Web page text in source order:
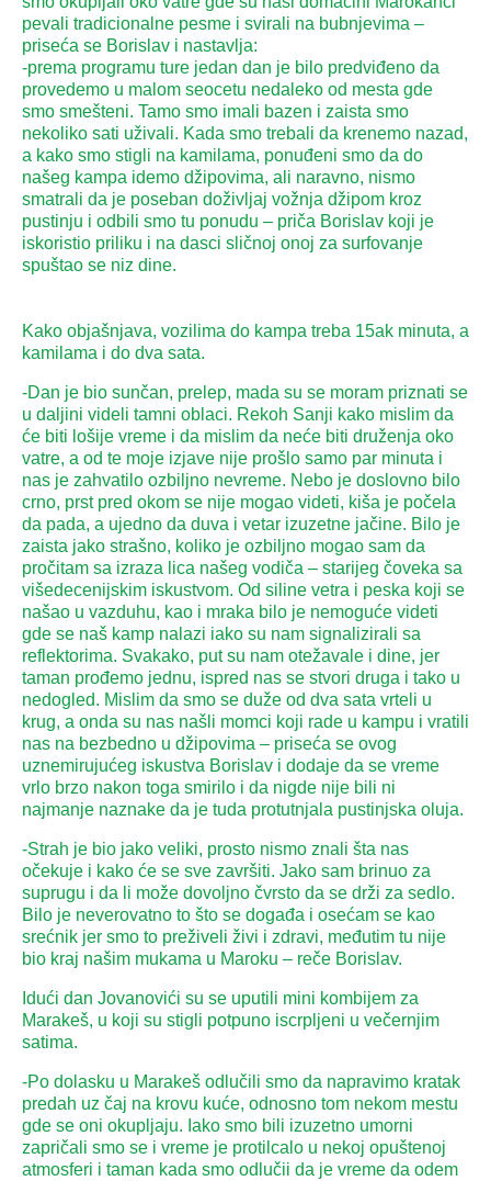
pevali tradicionalne pesme i svirali na bubnjevima –
priseća se Borislav i nastavlja:
-prema programu ture jedan dan je bilo predviđeno da
provedemo u malom seocetu nedaleko od mesta gde
smo smešteni. Tamo smo imali bazen i zaista smo
nekoliko sati uživali. Kada smo trebali da krenemo nazad,
a kako smo stigli na kamilama, ponuđeni smo da do
našeg kampa idemo džipovima, ali naravno, nismo
smatrali da je poseban doživljaj vožnja džipom kroz
pustinju i odbili smo tu ponudu – priča Borislav koji je
iskoristio priliku i na dasci sličnoj onoj za surfovanje
spuštao se niz dine.
Kako objašnjava, vozilima do kampa treba 15ak minuta, a
kamilama i do dva sata.
-Dan je bio sunčan, prelep, mada su se moram priznati se
u daljini videli tamni oblaci. Rekoh Sanji kako mislim da
će biti lošije vreme i da mislim da neće biti druženja oko
vatre, a od te moje izjave nije prošlo samo par minuta i
nas je zahvatilo ozbiljno nevreme. Nebo je doslovno bilo
crno, prst pred okom se nije mogao videti, kiša je počela
da pada, a ujedno da duva i vetar izuzetne jačine. Bilo je
zaista jako strašno, koliko je ozbiljno mogao sam da
pročitam sa izraza lica našeg vodiča – starijeg čoveka sa
višedecenijskim iskustvom. Od siline vetra i peska koji se
našao u vazduhu, kao i mraka bilo je nemoguće videti
gde se naš kamp nalazi iako su nam signalizirali sa
reflektorima. Svakako, put su nam otežavale i dine, jer
taman prođemo jednu, ispred nas se stvori druga i tako u
nedogled. Mislim da smo se duže od dva sata vrteli u
krug, a onda su nas našli momci koji rade u kampu i vratili
nas na bezbedno u džipovima – priseća se ovog
uznemirujućeg iskustva Borislav i dodaje da se vreme
vrlo brzo nakon toga smirilo i da nigde nije bili ni
najmanje naznake da je tuda protutnjala pustinjska oluja.
-Strah je bio jako veliki, prosto nismo znali šta nas
očekuje i kako će se sve završiti. Jako sam brinuo za
suprugu i da li može dovoljno čvrsto da se drži za sedlo.
Bilo je neverovatno to što se događa i osećam se kao
srećnik jer smo to preživeli živi i zdravi, međutim tu nije
bio kraj našim mukama u Maroku – reče Borislav.
Idući dan Jovanovići su se uputili mini kombijem za
Marakeš, u koji su stigli potpuno iscrpljeni u večernjim
satima.
-Po dolasku u Marakeš odlučili smo da napravimo kratak
predah uz čaj na krovu kuće, odnosno tom nekom mestu
gde se oni okupljaju. Iako smo bili izuzetno umorni
zapričali smo se i vreme je protilcalo u nekoj opuštenoj
atmosferi i taman kada smo odlučii da je vreme da odem